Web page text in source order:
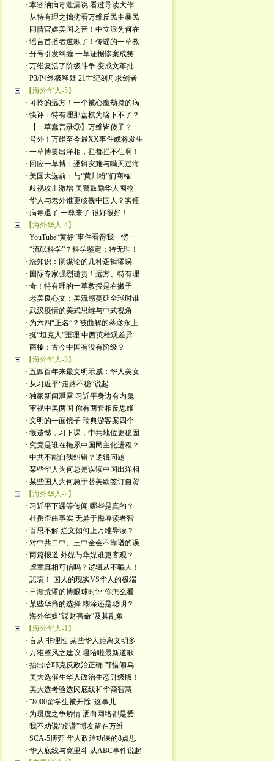
· 本容纳病毒泄漏说 看过导读大作
· 从特有理之拙劣看万维反民主暴民
· 同情官媒美国之音！中立派为何在
· 谣言首播者道歉了！传谣的一草教
· 分号引发纠缠 一草证据惨案成笑
· 万维复活了阶级斗争 变成文革批
· P3/P4终极释疑 21世纪刻舟求剑者
【海外华人-5】
· 可怜的远方！一个被心魔劫持的病
· 快评：特有理那盘棋为啥下不了？
· 【一草蠢言录③】万维皆傻子？一
· 号外！万维至今最XX事件或将发生
· 一草博要出洋相，拦都拦不住啊！
· 回应一草博：逻辑灾难与瞒天过海
· 美国大选前：与“黄川粉”们商榷
· 歧视攻击激增 美警鼓励华人囤枪
· 华人与老外谁更歧视中国人？实锤
· 病毒退了 一尊来了 很好很好！
【海外华人-4】
· YouTube“黄标”事件看得我一愣一
· “流氓科学”？科学鉴定：特无理！
· 涨知识：阴谋论的几种逻辑谬误
· 国际专家强烈谴责！远方、特有理
· 奇！特有理的一草教授是右撇子
· 老美良心文：美流感蔓延全球时谁
· 武汉疫情的美式思维与中式视角
· 为六四“正名”？被曲解的蒋彦永上
· 挺“坦克人”歪理 中西英雄观差异
· 商榷：古今中国有没有阶级？
【海外华人-3】
· 五四百年来最文明示威：华人美女
· 从习近平“走路不稳”说起
· 独家新闻泄露 习近平身边有内鬼
· 审视中美两国 你有两套相反思维
· 文明的一面镜子 瑞典游客案四个
· 很遗憾，习下课，中共地位更稳固
· 究竟是谁在拖累中国民主化进程？
· 中共不能自我纠错？逻辑问题
· 某些华人为何总是误读中国出洋相
· 某些国人为何急于替美欧签订自贸
【海外华人-2】
· 习近平下课等传闻 哪些是真的？
· 杜撰歪曲事实 无异于侮辱读者智
· 百思不解 烂文如何上万维导读？
· 对中共二中、三中全会不靠谱的误
· 两篇报道 外媒与华媒谁更客观？
· 虐童真相可信吗？逻辑从不骗人！
· 悲哀！ 国人的现实VS华人的极端
· 日渐荒谬的博眼球时评 你怎么看
· 某些华裔的选择 糊涂还是聪明？
· 海外华媒“谋财害命”及其乱象
【海外华人-1】
· 盲从 非理性 某些华人距离文明多
· 万维整风之建议 嘎哈啦最新道歉
· 抬出哈耶克反政治正确 可惜闹乌
· 美大选催生华人政治生态升级版！
· 美大选考验选民底线和华裔智慧
· “8000留学生被开除”这事儿
· 为嘎虔之争矫情 洒向网络都是爱
· 我不劝说“虔谦”博友留在万维
· SCA-5博弈 华人政治功课的8点思
· 华人底线与窝里斗 从ABC事件说起